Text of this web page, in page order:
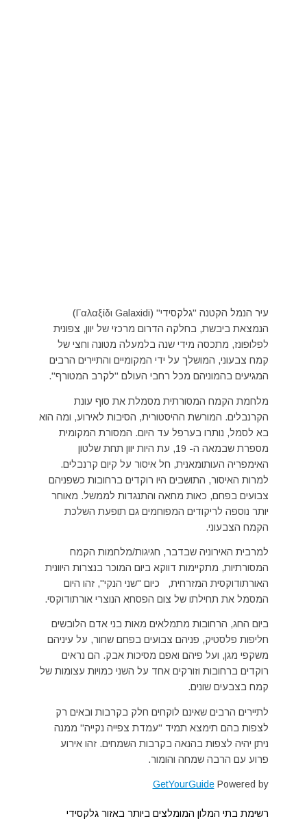
עיר הנמל הקטנה "גלקסידי" (Γαλαξίδι Galaxidi)
הנמצאת ביבשת, בחלקה הדרום מרכזי של יוון, צפונית
לפלופונז, מתכסה מידי שנה בלמעלה מטונה וחצי של
קמח צבעוני, המושלך על ידי המקומיים והתיירים הרבים
המגיעים בהמוניהם מכל רחבי העולם "לקרב המטורף".
מלחמת הקמח המסורתית מסמלת את סוף עונת
הקרנבלים. המורשת ההיסטורית, הסיבות לאירוע, ומה הוא
בא לסמל, נותרו בערפל עד היום. המסורת המקומית
מספרת שבמאה ה- 19, עת היות יוון תחת שלטון
האימפריה העותומאנית, חל איסור על קיום קרנבלים.
למרות האיסור, התושבים היו רוקדים ברחובות כשפניהם
צבועים בפחם, כאות מחאה והתנגדות לממשל. מאוחר
יותר נוספה לריקודים המפוחמים גם תופעת השלכת
הקמח הצבעוני.
למרבית האירוניה שבדבר, חגיגות/מלחמות הקמח
המסורתיות, מתקיימות דווקא ביום המוכר בנצרות היוונית
האורתודוקסית המזרחית, כיום "שני הנקי", זהו היום
המסמל את תחילתו של צום הפסחא הנוצרי אורתודוקסי.
ביום החג, הרחובות מתמלאים מאות בני אדם הלובשים
חליפות פלסטיק, פניהם צבועים בפחם שחור, על עיניהם
משקפי מגן, ועל פיהם ואפם מסיכות אבק. הם נראים
רוקדים ברחובות וזורקים אחד על השני כמויות עצומות של
קמח בצבעים שונים.
לתיירים הרבים שאינם לוקחים חלק בקרבות ובאים רק
לצפות בהם תימצא תמיד "עמדת צפייה נקייה" ממנה
ניתן יהיה לצפות בהנאה בקרבות השמחים. זהו אירוע
פרוע עם הרבה שמחה והומור.
Powered by
GetYourGuide
רשימת בתי המלון המומלצים ביותר באזור גלקסידי